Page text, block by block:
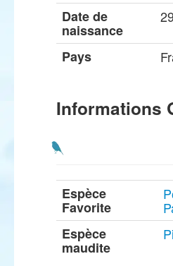
Date de
naissance
Pays
Informations
Espèce
Favorite
Espèce
maudite